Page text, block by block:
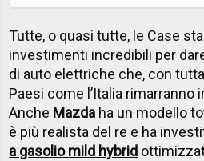
Tutte, o quasi tutte, le Case
investimenti incredibili per
di auto elettriche che, con
Paesi come l’Italia rimarranno
Anche Mazda ha un modello
è più realista del re e ha
a gasolio mild hybrid